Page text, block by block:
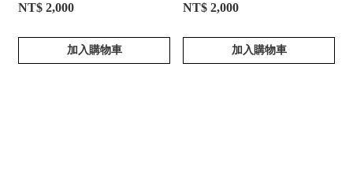
NT$ 2,000
加入購物車
NT$ 2,000
加入購物車